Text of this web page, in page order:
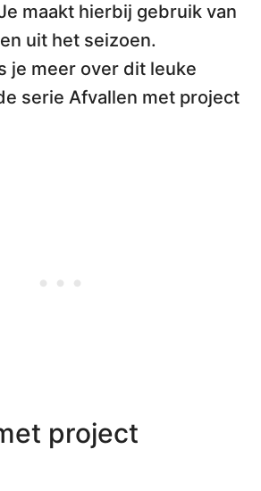
maakt hierbij gebruik van
uit het seizoen.
je meer over dit leuke
serie Afvallen met project
project